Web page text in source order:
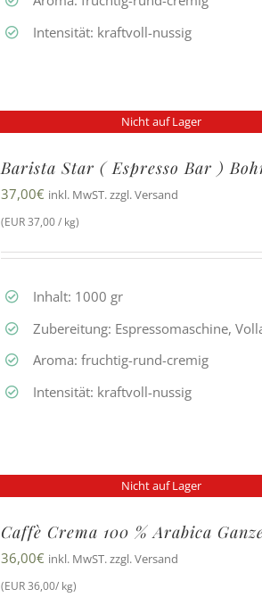
Intensität: kraftvoll-nussig
Nicht auf Lager
Barista Star ( Espresso Bar )
37,00€ inkl. MwST. zzgl. Versand
(EUR 37,00 / kg)
Inhalt: 1000 gr
Zubereitung: Espressomaschine,
Aroma: fruchtig-rund-cremig
Intensität: kraftvoll-nussig
Nicht auf Lager
Caffè Crema 100 % Arabica
36,00€ inkl. MwST. zzgl. Versand
(EUR 36,00/ kg)